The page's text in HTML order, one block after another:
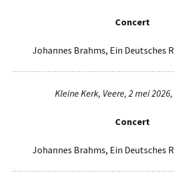
Concert
Johannes Brahms, Ein Deutsches
Kleine Kerk, Veere, 2 mei
Concert
Johannes Brahms, Ein Deutsches